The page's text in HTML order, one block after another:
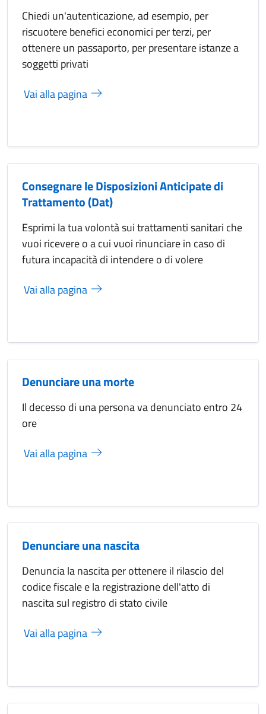
Chiedi un'autenticazione, ad esempio, per
riscuotere benefici economici per terzi, per
ottenere un passaporto, per presentare istanze a
soggetti privati
Vai alla pagina
Consegnare le Disposizioni Anticipate di
Trattamento (Dat)
Esprimi la tua volontà sui trattamenti sanitari che
vuoi ricevere o a cui vuoi rinunciare in caso di
futura incapacità di intendere o di volere
Vai alla pagina
Denunciare una morte
Il decesso di una persona va denunciato entro 24
ore
Vai alla pagina
Denunciare una nascita
Denuncia la nascita per ottenere il rilascio del
codice fiscale e la registrazione dell'atto di
nascita sul registro di stato civile
Vai alla pagina